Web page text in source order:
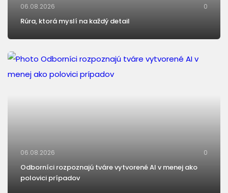
06.08.2026 0
Rúra, ktorá myslí na každý detail
06.08.2026 0
Odborníci rozpoznajú tváre vytvorené AI v menej ako
polovici prípadov